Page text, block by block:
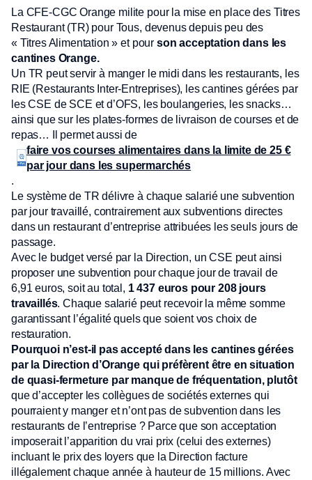
La CFE-CGC Orange milite pour la mise en place des Titres
Restaurant (TR) pour Tous, devenus depuis peu des
« Titres Alimentation » et pour son acceptation dans les
cantines Orange.
Un TR peut servir à manger le midi dans les restaurants, les
RIE (Restaurants Inter-Entreprises), les cantines gérées par
les CSE de SCE et d’OFS, les boulangeries, les snacks…
ainsi que sur les plates-formes de livraison de courses et de
repas… Il permet aussi de
faire vos courses alimentaires dans la limite de 25 €
par jour dans les supermarchés
.
Le système de TR délivre à chaque salarié une subvention
par jour travaillé, contrairement aux subventions directes
dans un restaurant d’entreprise attribuées les seuls jours de
passage.
Avec le budget versé par la Direction, un CSE peut ainsi
proposer une subvention pour chaque jour de travail de
6,91 euros, soit au total, 1 437 euros pour 208 jours
travaillés. Chaque salarié peut recevoir la même somme
garantissant l’égalité quels que soient vos choix de
restauration.
Pourquoi n’est-il pas accepté dans les cantines gérées
par la Direction d’Orange qui préfèrent être en situation
de quasi-fermeture par manque de fréquentation, plutôt
que d’accepter les collègues de sociétés externes qui
pourraient y manger et n’ont pas de subvention dans les
restaurants de l’entreprise ? Parce que son acceptation
imposerait l’apparition du vrai prix (celui des externes)
incluant le prix des loyers que la Direction facture
illégalement chaque année à hauteur de 15 millions. Avec